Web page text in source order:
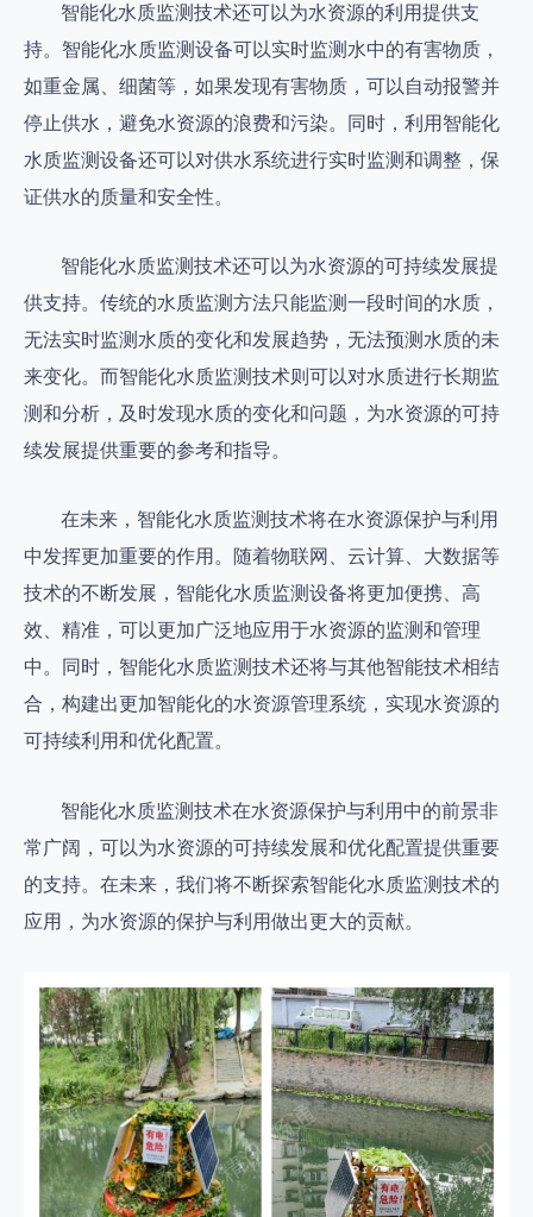
智能化水质监测技术还可以为水资源的利用提供支
持。智能化水质监测设备可以实时监测水中的有害物质，
如重金属、细菌等，如果发现有害物质，可以自动报警并
停止供水，避免水资源的浪费和污染。同时，利用智能化
水质监测设备还可以对供水系统进行实时监测和调整，保
证供水的质量和安全性。
智能化水质监测技术还可以为水资源的可持续发展提
供支持。传统的水质监测方法只能监测一段时间的水质，
无法实时监测水质的变化和发展趋势，无法预测水质的未
来变化。而智能化水质监测技术则可以对水质进行长期监
测和分析，及时发现水质的变化和问题，为水资源的可持
续发展提供重要的参考和指导。
在未来，智能化水质监测技术将在水资源保护与利用
中发挥更加重要的作用。随着物联网、云计算、大数据等
技术的不断发展，智能化水质监测设备将更加便携、高
效、精准，可以更加广泛地应用于水资源的监测和管理
中。同时，智能化水质监测技术还将与其他智能技术相结
合，构建出更加智能化的水资源管理系统，实现水资源的
可持续利用和优化配置。
智能化水质监测技术在水资源保护与利用中的前景非
常广阔，可以为水资源的可持续发展和优化配置提供重要
的支持。在未来，我们将不断探索智能化水质监测技术的
应用，为水资源的保护与利用做出更大的贡献。